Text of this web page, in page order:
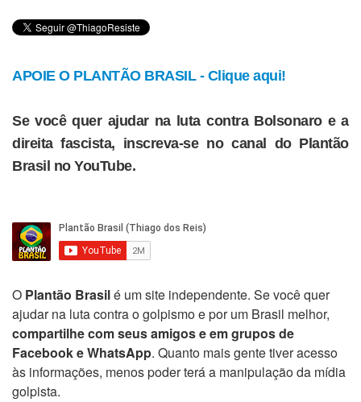
APOIE O PLANTÃO BRASIL - Clique aqui!
Se você quer ajudar na luta contra Bolsonaro e a
direita fascista, inscreva-se no canal do Plantão
Brasil no YouTube.
O Plantão Brasilé um site independente. Se você quer
ajudar na luta contra o golpismo e por um Brasil melhor,
compartilhe com seus amigos e em grupos de
Facebook e WhatsApp. Quanto mais gente tiver acesso
às informações, menos poder terá a manipulação da mídia
golpista.